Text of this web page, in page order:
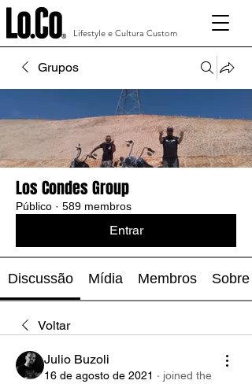
Lifestyle e Cultura Custom
Grupos
Los Condes Group
Público · 589 membros
Entrar
Discussão Mídia Membros Sobre
Voltar
Julio Buzoli
16 de agosto de 2021 · joined the